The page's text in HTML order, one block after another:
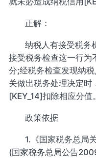
正解：
纳税人有接受税务
接受税务检查这一行为
分;经税务检查发现纳
关做出税务处理决定时
[KEY_14]扣除相应分值。
政策依据
1.《国家税务总局
(国家税务总局公告